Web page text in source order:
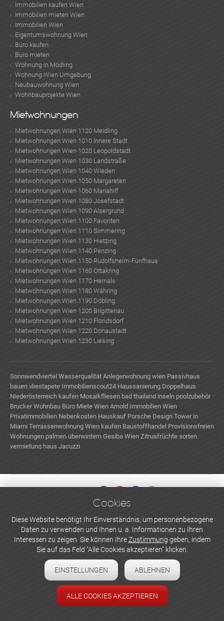
Immobilien kaufen Wien
Immobilien mieten Wien
Immobilien Wien
Eigentumswohnung Wien
Büro kaufen
Büro mieten
Wohnung in Mödling
Wohnung Wien Umgebung
Neubauwohnung Wien
Wohnbauprojekte Wien
Mietwohnungen
Mietwohnungen Wien 1120 Meidling
Mietwohnungen Wien 1010 Innere Stadt
Mietwohnungen Wien 1020 Leopoldstadt
Mietwohnungen Wien 1030 Landstraße
Mietwohnungen Wien 1040 Wieden
Mietwohnungen Wien 1050 Margareten
Mietwohnungen Wien 1060 Mariahilf
Mietwohnungen Wien 1080 Josefstadt
Mietwohnungen Wien 1090 Alsergrund
Mietwohnungen Wien 1100 Favoriten
Mietwohnungen Wien 1110 Simmering
Mietwohnungen Wien 1130 Hietzing
Mietwohnungen Wien 1140 Penzing
Mietwohnungen Wien 1150 Rudolfsheim-Fünfhaus
Mietwohnungen Wien 1160 Ottakring
Mietwohnungen Wien 1170 Hernals
Mietwohnungen Wien 1180 Währing
Mietwohnungen Wien 1190 Döbling
Mietwohnungen Wien 1200 Brigittenau
Mietwohnungen Wien 1210 Floridsdorf
Mietwohnungen Wien 1220 Donaustadt
Mietwohnungen Wien 1230 Liesing
Sonnwendviertel Wasserqualität Anlegerwohnung wien Passivhaus
bauen vliestapete Immobilienscout24 Haussanierung Doppelhaus
Niederösterreich kaufen Mosaikfliesen bad thailand inseln poolzubehör
Brucker Wohnbau Büro Miete Wien Arnold Immobilien Wien
Privatimmobilien Nebenkosten Hauskauf Porsche Design Tower in
Miami Terrassenwohnung Wien kaufen Baustoffhandel Provisionsfreien
Wohnungen palmen überwintern Gesiba Wien Zitrusfrüchte sorten
vermietung haus Jacuzzi
WERBEN UND INSERIEREN
Newsletter abonnieren
Datenschutzerklärung
Cookie-Einstellungen
Cookies
Diese Website benötigt Ihr Einverständnis, um personenbezogene
Daten zu verwenden und Ihnen u. a. Informationen zu Ihren
Interessen zu zeigen. Sie können IhreZustimmung geben, indem
Sie auf das Feld "Alle Cookies akzeptieren" klicken.
EINSTELLUNGEN ABLEHNEN
ALLE COOKIES AKZEPTIEREN